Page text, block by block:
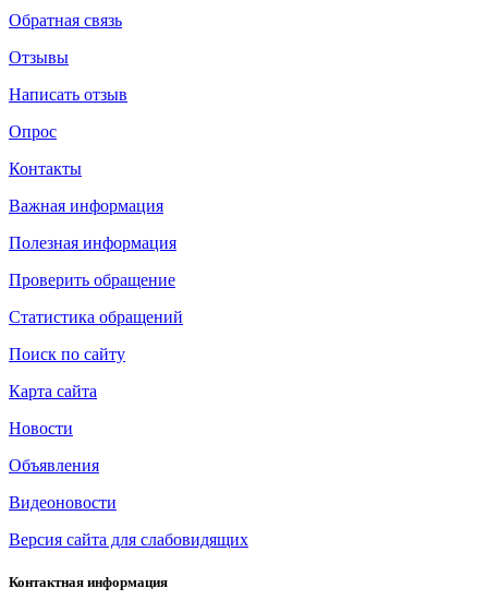
Обратная связь
Отзывы
Написать отзыв
Опрос
Контакты
Важная информация
Полезная информация
Проверить обращение
Статистика обращений
Поиск по сайту
Карта сайта
Новости
Объявления
Видеоновости
Версия сайта для слабовидящих
Контактная информация